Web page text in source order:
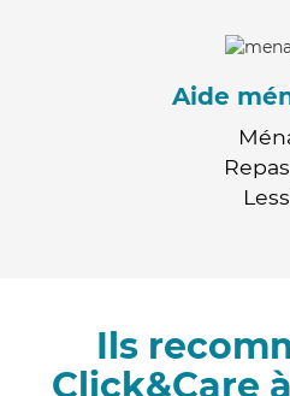
Aide
Ils
Click&Care